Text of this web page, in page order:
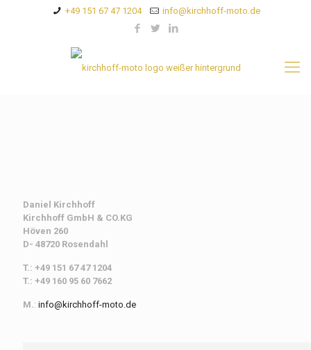
+49 151 67 47 1204 info@kirchhoff-moto.de
Daniel Kirchhoff
Kirchhoff GmbH & CO.KG
Höven 260
D- 48720 Rosendahl
T.: +49 151 67 47 1204
T.: +49 160 95 60 7662
M.: info@kirchhoff-moto.de